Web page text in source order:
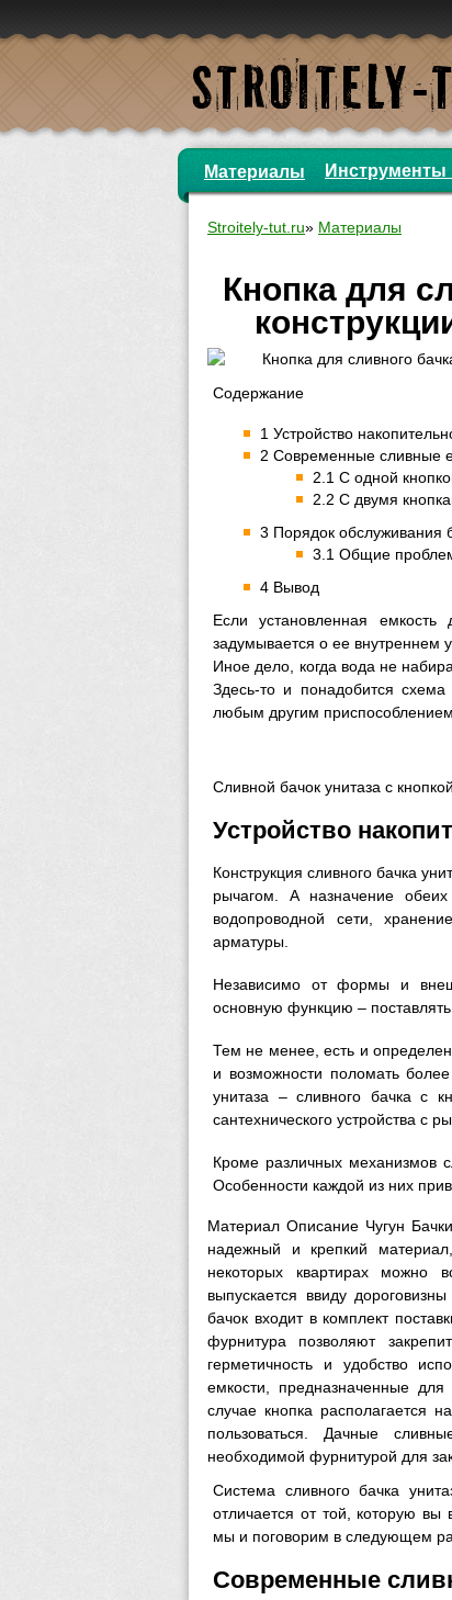
Материалы Инструменты
Stroitely-tut.ru» Материалы
Кнопка для
Содержание
1 Устройство
2 Современные сливные
2.1 С одной
2.2 С двумя
3 Порядок обслуживания
3.1 Общие
4 Вывод
Если установленная
задумывается о ее внутреннем
Иное дело, когда вода не
Здесь-то и понадобится схема
любым другим приспособлением.
Сливной бачок унитаза с
Устройство
Конструкция сливного бачка
рычагом. А назначение
водопроводной сети,
арматуры.
Независимо от формы и
основную функцию –
Тем не менее, есть и
и возможности поломать
унитаза – сливного бачка с
сантехнического устройства с
Кроме различных механизмов
Особенности каждой из них
Материал Описание Чугун
надежный и крепкий
некоторых квартирах можно
выпускается ввиду
бачок входит в комплект
фурнитура позволяют
герметичность и удобство
емкости, предназначенные
случае кнопка располагается
пользоваться. Дачные
необходимой фурнитурой для
Система сливного бачка
отличается от той, которую
мы и поговорим в следующем
Современные